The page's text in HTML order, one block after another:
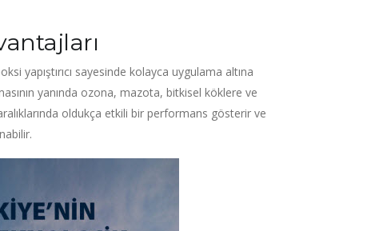
yapıştırıcı sayesinde kolayca uygulama altına
yanında ozona, mazota, bitkisel köklere ve
aralıklarında oldukça etkili bir performans gösterir ve